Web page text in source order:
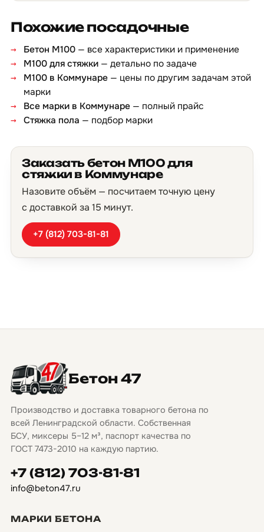
Похожие посадочные
Бетон М100 — все характеристики и применение
М100 для стяжки — детально по задаче
М100 в Коммунаре — цены по другим задачам этой
марки
Все марки в Коммунаре — полный прайс
Стяжка пола — подбор марки
Заказать бетон М100 для
стяжки в Коммунаре
Назовите объём — посчитаем точную цену
с доставкой за 15 минут.
+7 (812) 703-81-81
Бетон 47
Производство и доставка товарного бетона по
всей Ленинградской области. Собственная
БСУ, миксеры 5–12 м³, паспорт качества по
ГОСТ 7473-2010 на каждую партию.
+7 (812) 703-81-81
info@beton47.ru
МАРКИ БЕТОНА